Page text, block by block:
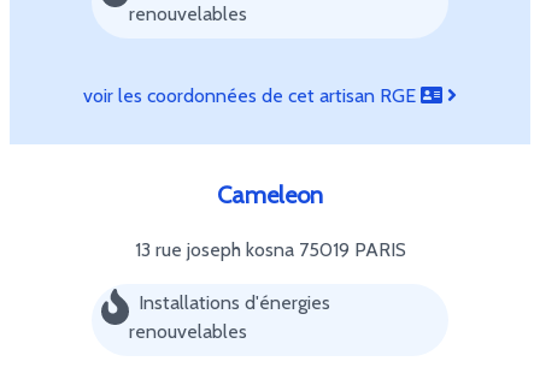
renouvelables
voir les coordonnées de cet artisan RGE
Cameleon
13 rue joseph kosna 75019 PARIS
Installations d'énergies
renouvelables